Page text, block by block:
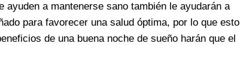
a mantenerse sano también le ayudarán a
para favorecer una salud óptima, por lo que esto
de una buena noche de sueño harán que el